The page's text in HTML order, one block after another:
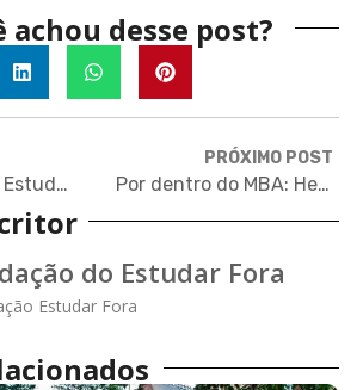
achou desse post?
10 motivos para Estudar Fora
PRÓXIMO POST
Por dentro do MBA: Hello, America!
do Estudar Fora
Estudar Fora